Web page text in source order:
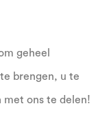
geheel
brengen, u te
met ons te delen!